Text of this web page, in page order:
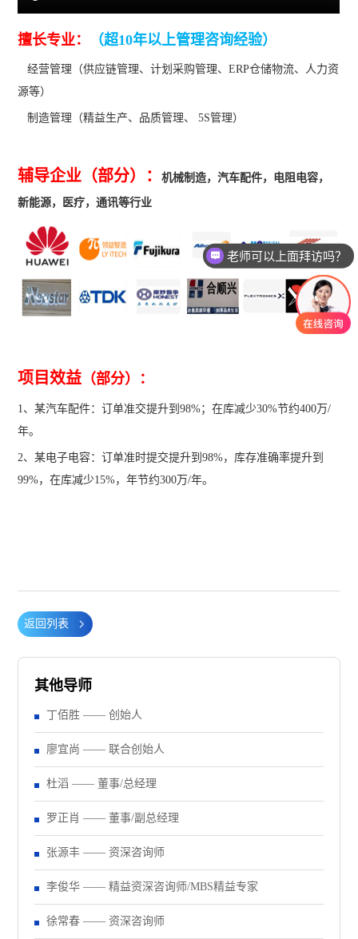
擅长专业： （超10年以上管理咨询经验）
经营管理（供应链管理、计划采购管理、ERP仓储物流、人力资
源等）
制造管理（精益生产、品质管理、 5S管理）
辅导企业（部分） ：机械制造，汽车配件，电阻电容，
新能源，医疗，通讯等行业
项目效益 （部分）：
1、某汽车配件：订单准交提升到98%；在库减少30%节约400万/
年。
2、某电子电容：订单准时提交提升到98%，库存准确率提升到
99%，在库减少15%，年节约300万/年。
返回列表
其他导师
丁佰胜 —— 创始人
廖宜尚 —— 联合创始人
杜滔 —— 董事/总经理
罗正肖 —— 董事/副总经理
张源丰 —— 资深咨询师
李俊华 —— 精益资深咨询师/MBS精益专家
徐常春 —— 资深咨询师
老师可以上面拜访吗？